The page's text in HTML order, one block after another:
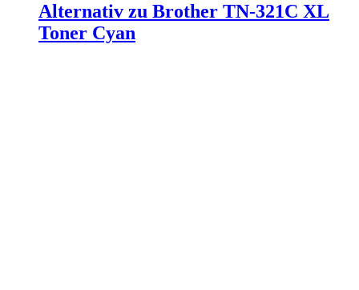
Alternativ zu Brother TN-321C XL
Toner Cyan